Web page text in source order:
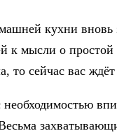
кухни вновь
к мысли о
то сейчас вас
необходимостью